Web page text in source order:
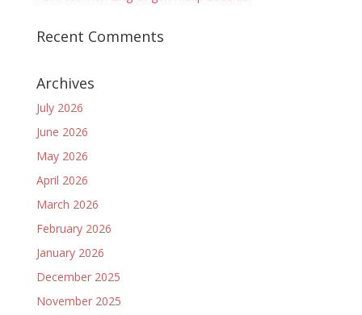
Recent Comments
Archives
July 2026
June 2026
May 2026
April 2026
March 2026
February 2026
January 2026
December 2025
November 2025